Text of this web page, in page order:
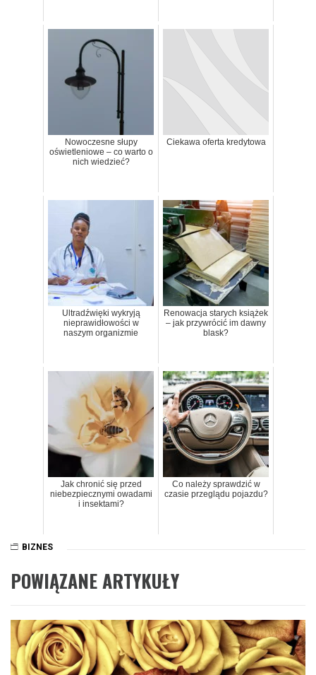
Nowoczesne słupy
oświetleniowe – co warto o
nich wiedzieć?
Ciekawa oferta kredytowa
Ultradźwięki wykryją
nieprawidłowości w
naszym organizmie
Renowacja starych książek
– jak przywrócić im dawny
blask?
Jak chronić się przed
niebezpiecznymi owadami
i insektami?
Co należy sprawdzić w
czasie przeglądu pojazdu?
BIZNES
POWIĄZANE ARTYKUŁY